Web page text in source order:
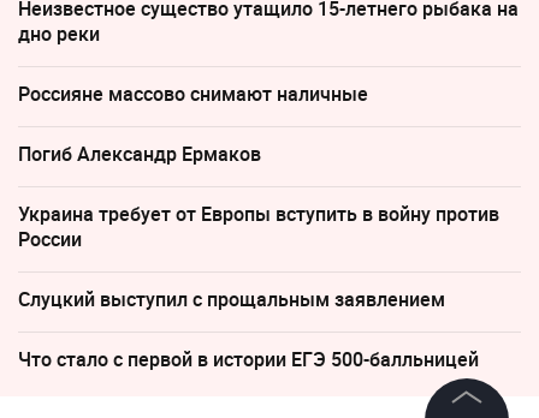
Неизвестное существо утащило 15-летнего рыбака на
дно реки
Россияне массово снимают наличные
Погиб Александр Ермаков
Украина требует от Европы вступить в войну против
России
Слуцкий выступил с прощальным заявлением
Что стало с первой в истории ЕГЭ 500-балльницей